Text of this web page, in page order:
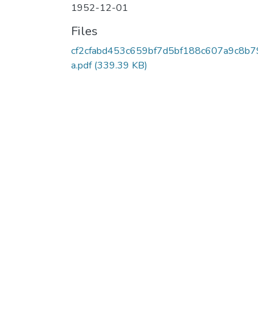
1952-12-01
Files
a.pdf(339.39 KB)